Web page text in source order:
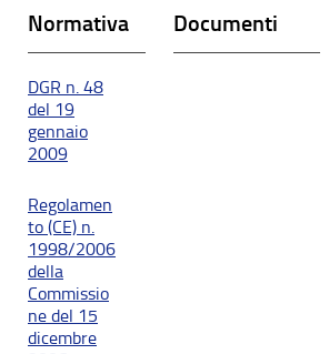
Normativa
DGR n. 48
del 19
gennaio
2009
Regolamen
to (CE) n.
1998/2006
della
Commissio
ne del 15
dicembre
Documenti